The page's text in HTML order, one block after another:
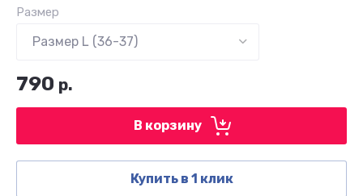
Размер
790 р.
В корзину
Купить в 1 клик